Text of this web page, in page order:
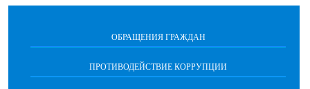
ОБРАЩЕНИЯ ГРАЖДАН
ПРОТИВОДЕЙСТВИЕ КОРРУПЦИИ